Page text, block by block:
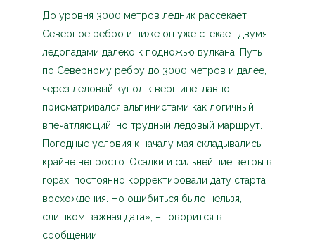
До уровня 3000 метров ледник рассекает
Северное ребро и ниже он уже стекает двумя
ледопадами далеко к подножью вулкана. Путь
по Северному ребру до 3000 метров и далее,
через ледовый купол к вершине, давно
присматривался альпинистами как логичный,
впечатляющий, но трудный ледовый маршрут.
Погодные условия к началу мая складывались
крайне непросто. Осадки и сильнейшие ветры в
горах, постоянно корректировали дату старта
восхождения. Но ошибиться было нельзя,
слишком важная дата», – говорится в
сообщении.